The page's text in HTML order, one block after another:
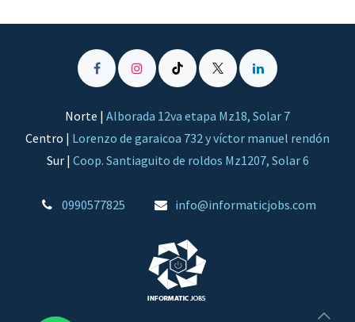
Norte | Alborada 12va etapa Mz18, Solar 7
Centro | Lorenzo de garaicoa 732 y víctor manuel rendón
Sur | Coop. Santiaguito de roldos Mz1207, Solar 6
​​​​​​​​​0​9​9​0​5​7​7​8​2​5 ​info@informaticjobs.com